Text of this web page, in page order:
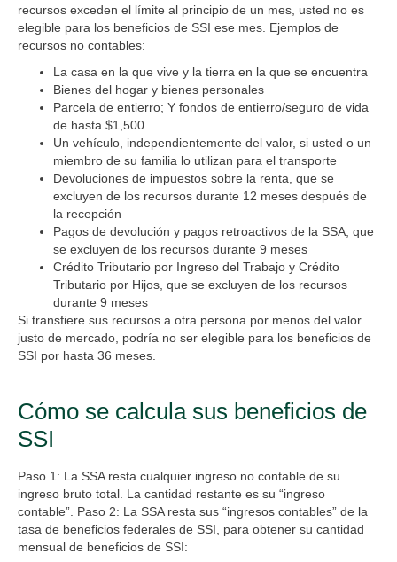
recursos exceden el límite al principio de un mes, usted no es
elegible para los beneficios de SSI ese mes. Ejemplos de
recursos no contables:
La casa en la que vive y la tierra en la que se encuentra
Bienes del hogar y bienes personales
Parcela de entierro; Y fondos de entierro/seguro de vida
de hasta $1,500
Un vehículo, independientemente del valor, si usted o un
miembro de su familia lo utilizan para el transporte
Devoluciones de impuestos sobre la renta, que se
excluyen de los recursos durante 12 meses después de
la recepción
Pagos de devolución y pagos retroactivos de la SSA, que
se excluyen de los recursos durante 9 meses
Crédito Tributario por Ingreso del Trabajo y Crédito
Tributario por Hijos, que se excluyen de los recursos
durante 9 meses
Si transfiere sus recursos a otra persona por menos del valor
justo de mercado, podría no ser elegible para los beneficios de
SSI por hasta 36 meses.
Cómo se calcula sus beneficios de
SSI
Paso 1: La SSA resta cualquier ingreso no contable de su
ingreso bruto total. La cantidad restante es su “ingreso
contable”. Paso 2: La SSA resta sus “ingresos contables” de la
tasa de beneficios federales de SSI, para obtener su cantidad
mensual de beneficios de SSI: